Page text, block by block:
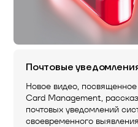
Почтовые
Новое видео,
Card Management,
почтовых уведомлений
своевременного